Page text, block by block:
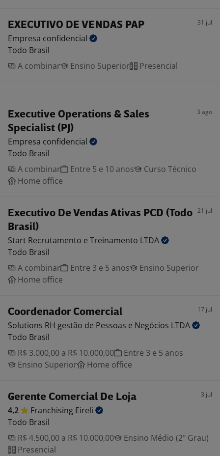
EXECUTIVO DE VENDAS PAP 31 jul
Empresa confidencial
Todo Brasil
A combinar
Ensino Superior Presencial
Executive Operations & Sales
Specialist (PJ)
3 ago
Empresa confidencial
Todo Brasil
A combinar
Entre 5 e 10 anos
Curso Técnico
Home office
Executivo De Vendas Ativas PCD (Todo
Brasil)
21 jul
Start Recrutamento e Treinamento LTDA
Todo Brasil
A combinar
Entre 3 e 5 anos
Ensino Superior
Home office
Coordenador Comercial 17 jul
Solutions RH gestão de Pessoas e Negócios LTDA
Todo Brasil
R$ 3.000,00 a R$ 10.000,00
Entre 3 e 5 anos
Ensino Superior
Home office
Gerente Comercial De Loja 3 jul
4,2 Franchising Eireli
Todo Brasil
R$ 4.500,00 a R$ 10.000,00
Ensino Médio (2º Grau)
Presencial